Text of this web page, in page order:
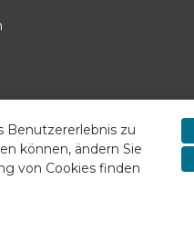
Benutzererlebnis zu
können, ändern Sie
von Cookies finden